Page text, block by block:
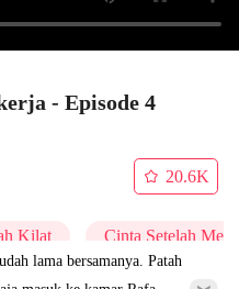
- Episode 4
20.6K
Kilat Cinta Setelah
lama bersamanya. Patah